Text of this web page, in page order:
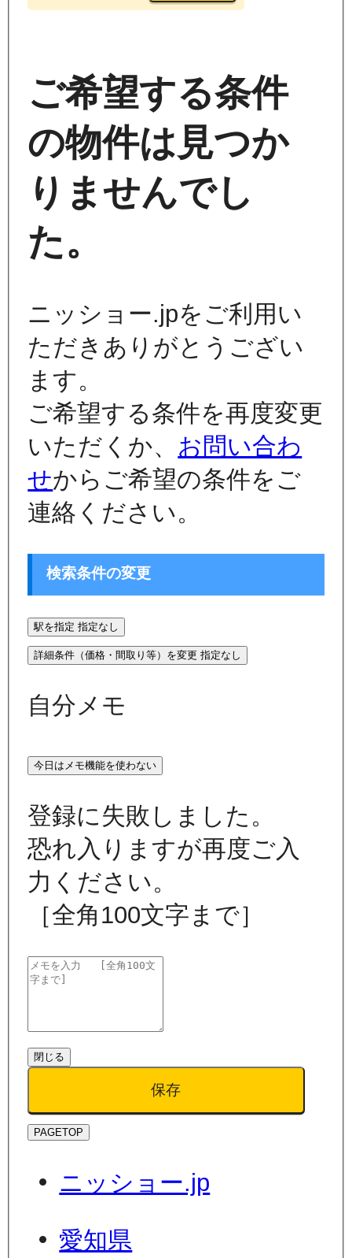
ご希望する条件
の物件は見つか
りませんでし
た。
ニッショー.jpをご利用い
ただきありがとうござい
ます。
ご希望する条件を再度変更
いただくか、 お問い合わ
せからご希望の条件をご
連絡ください。
検索条件の変更
駅を指定 指定なし
詳細条件（価格・間取り等）を変更 指定なし
自分メモ
今日はメモ機能を使わない
登録に失敗しました。
恐れ入りますが再度ご入
力ください。
［全角100文字まで］
閉じる
保存
PAGETOP
ニッショー.jp
愛知県